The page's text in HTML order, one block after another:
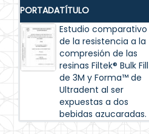
PORTADATÍTULO
Estudio comparativo
de la resistencia a la
compresión de las
resinas Filtek® Bulk Fill
de 3M y Forma™ de
Ultradent al ser
expuestas a dos
bebidas azucaradas.